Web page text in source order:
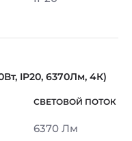
IP20, 6370Лм, 4К)
6370 Лм